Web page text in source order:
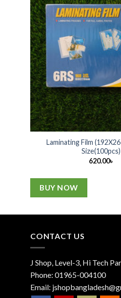
Laminating Film
Size(100pcs)
620.00৳
BUY NOW
CONTACT US
J Shop, Level-3, Hi Tech
Phone: 01965-004100
Email: